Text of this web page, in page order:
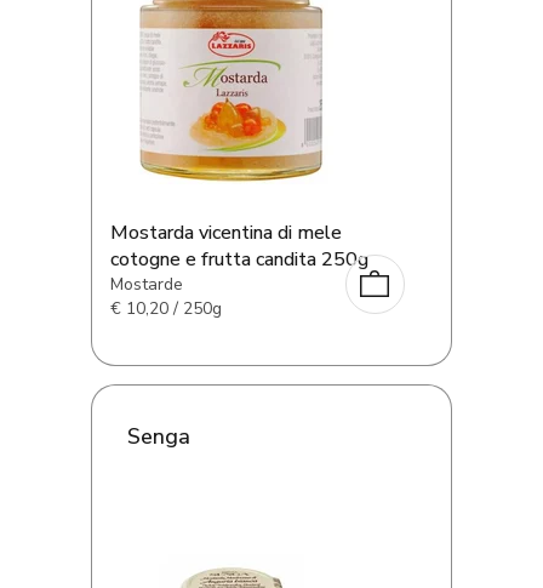
Mostarda vicentina di mele
cotogne e frutta candita 250g
Mostarde
€ 10,20 / 250g
Senga